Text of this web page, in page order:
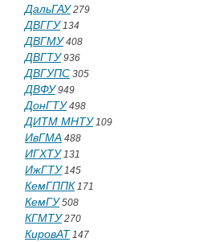
ДальГАУ279
ДВГГУ134
ДВГМУ408
ДВГТУ936
ДВГУПС 305
ДВФУ949
ДонГТУ498
ДИТМ МНТУ109
ИвГМА 488
ИГХТУ131
ИжГТУ145
КемГППК 171
КемГУ508
КГМТУ270
КировАТ 147